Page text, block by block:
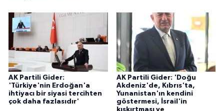
AK Partili Gider:
'Türkiye'nin Erdoğan'a
ihtiyacı bir siyasi tercihten
çok daha fazlasıdır'
AK Partili Gider: 'Doğu
Akdeniz'de, Kıbrıs'ta,
Yunanistan'ın kendini
göstermesi, İsrail'in